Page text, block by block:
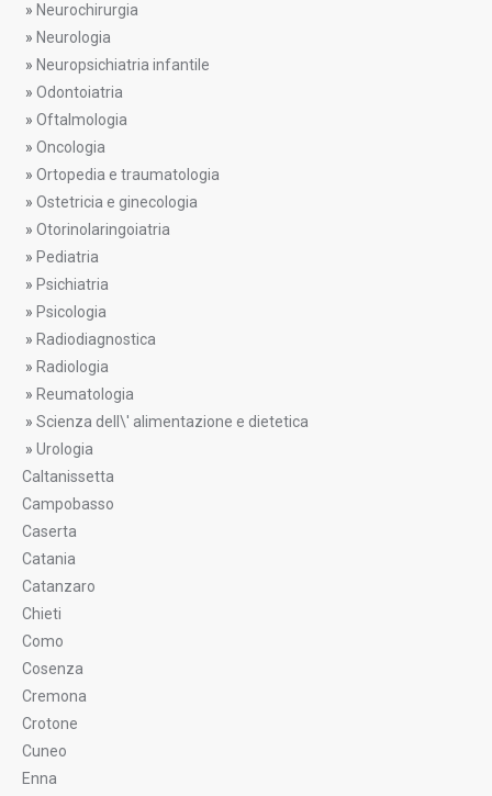
» Neurochirurgia
» Neurologia
» Neuropsichiatria infantile
» Odontoiatria
» Oftalmologia
» Oncologia
» Ortopedia e traumatologia
» Ostetricia e ginecologia
» Otorinolaringoiatria
» Pediatria
» Psichiatria
» Psicologia
» Radiodiagnostica
» Radiologia
» Reumatologia
» Scienza dell\' alimentazione e dietetica
» Urologia
Caltanissetta
Campobasso
Caserta
Catania
Catanzaro
Chieti
Como
Cosenza
Cremona
Crotone
Cuneo
Enna